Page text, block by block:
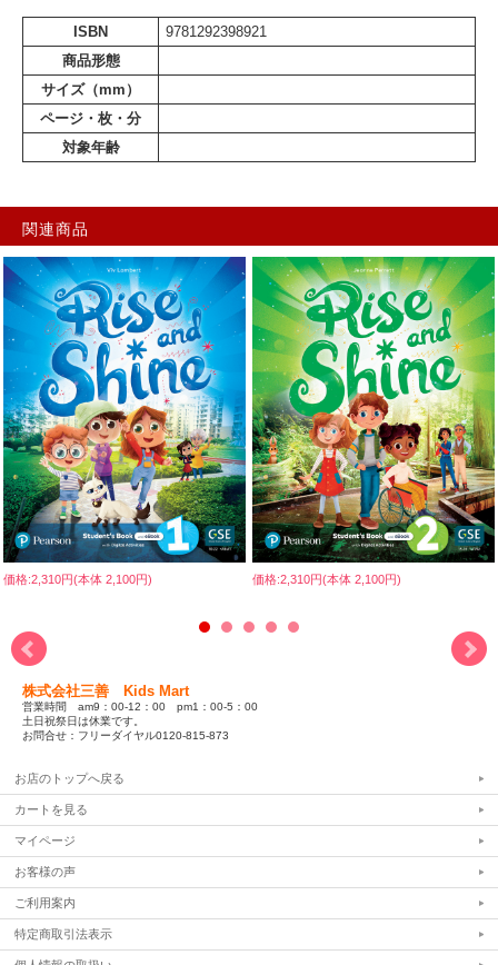
ISBN
9781292398921
商品形態
サイズ（mm）
ページ・枚・分
対象年齢
関連商品
価格:2,310円(本体 2,100円) 価格:2,310円(本体 2,100円)
株式会社三善 Kids Mart
営業時間 am9：00-12：00 pm1：00-5：00
土日祝祭日は休業です。
お問合せ：フリーダイヤル0120-815-873
お店のトップへ戻る
カートを見る
マイページ
お客様の声
ご利用案内
特定商取引法表示